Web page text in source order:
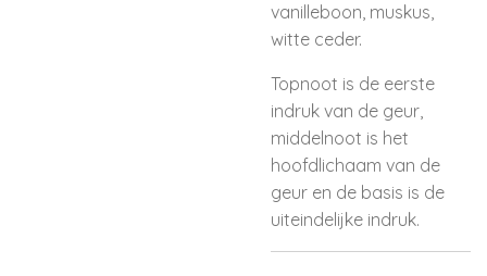
vanilleboon, muskus,
witte ceder.
Topnoot is de eerste
indruk van de geur,
middelnoot is het
hoofdlichaam van de
geur en de basis is de
uiteindelijke indruk.